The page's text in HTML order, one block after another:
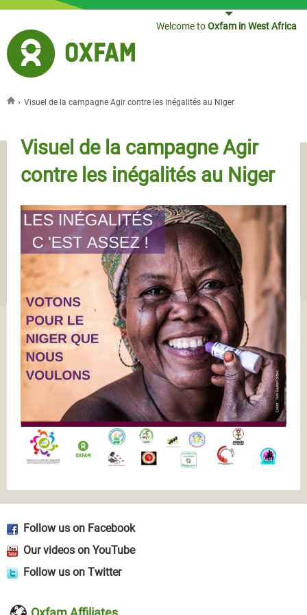
Welcome toOxfam in West Africa
› Visuel de la campagne Agir contre les inégalités au Niger
Visuel de la campagne Agir
contre les inégalités au Niger
Follow us on Facebook
Our videos on YouTube
Follow us on Twitter